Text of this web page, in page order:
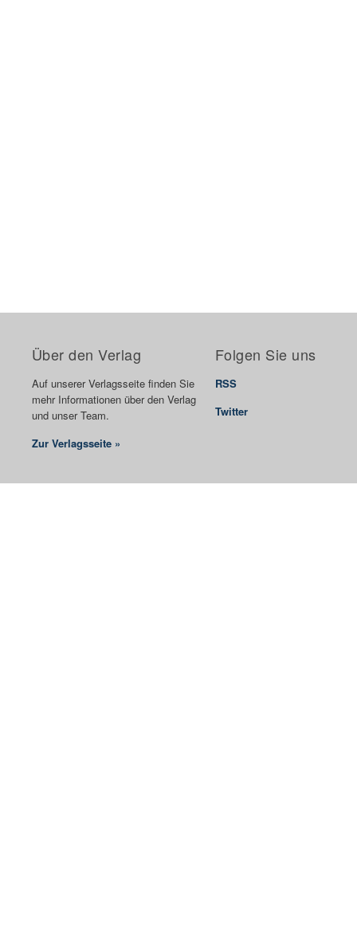
Über den Verlag
Auf unserer Verlagsseite finden Sie
mehr Informationen über den Verlag
und unser Team.
Zur Verlagsseite »
Folgen Sie uns
RSS
Twitter